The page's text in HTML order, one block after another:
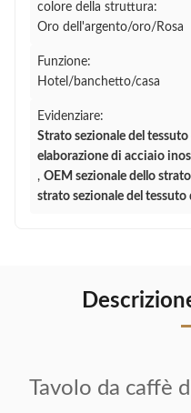
colore della struttura:
Oro dell'argento/oro/Rosa
Funzione:
Hotel/banchetto/casa
Evidenziare:
Strato sezionale del
elaborazione di acciaio
, OEM sezionale dello
strato sezionale del tessuto
Tavolo da caffè